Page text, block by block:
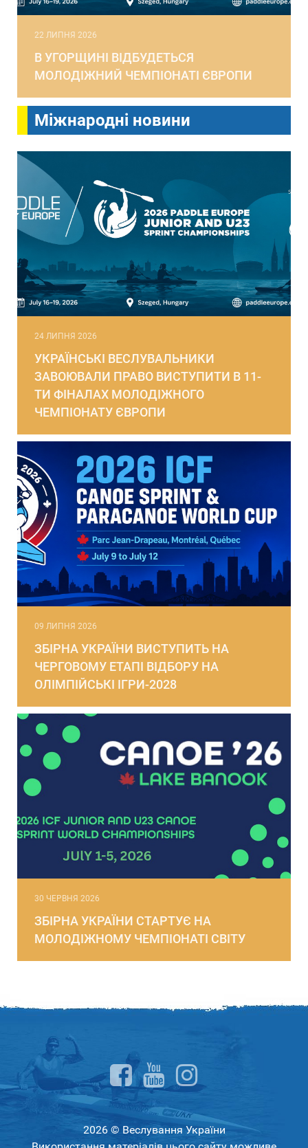
22 ЛИПНЯ 2026
В УГОРЩИНІ ВІДБУДЕТЬСЯ
МОЛОДІЖНИЙ ЧЕМПІОНАТІ ЄВРОПИ
Міжнародні новини
24 ЛИПНЯ 2026
УКРАЇНСЬКІ ВЕСЛУВАЛЬНИКИ
ЗАВОЮВАЛИ ПРАВО ВИСТУПИТИ В 11-
ТИ ФІНАЛАХ МОЛОДІЖНОГО
ЧЕМПІОНАТУ ЄВРОПИ
09 ЛИПНЯ 2026
ЗБІРНА УКРАЇНИ ВИСТУПИТЬ НА
ЧЕРГОВОМУ ЕТАПІ ВІДБОРУ НА
ОЛІМПІЙСЬКІ ІГРИ-2028
30 ЧЕРВНЯ 2026
ЗБІРНА УКРАЇНИ СТАРТУЄ НА
МОЛОДІЖНОМУ ЧЕМПІОНАТІ СВІТУ
2026 © Веслування України